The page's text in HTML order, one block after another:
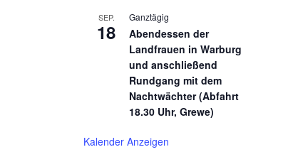
SEP.
18
Ganztägig
Abendessen der
Landfrauen in Warburg
und anschließend
Rundgang mit dem
Nachtwächter (Abfahrt
18.30 Uhr, Grewe)
Kalender Anzeigen